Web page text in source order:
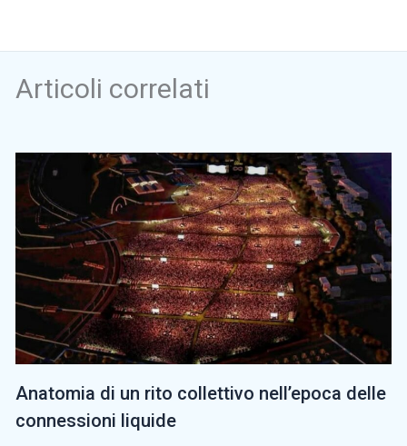
Articoli correlati
Anatomia di un rito collettivo nell’epoca delle
connessioni liquide